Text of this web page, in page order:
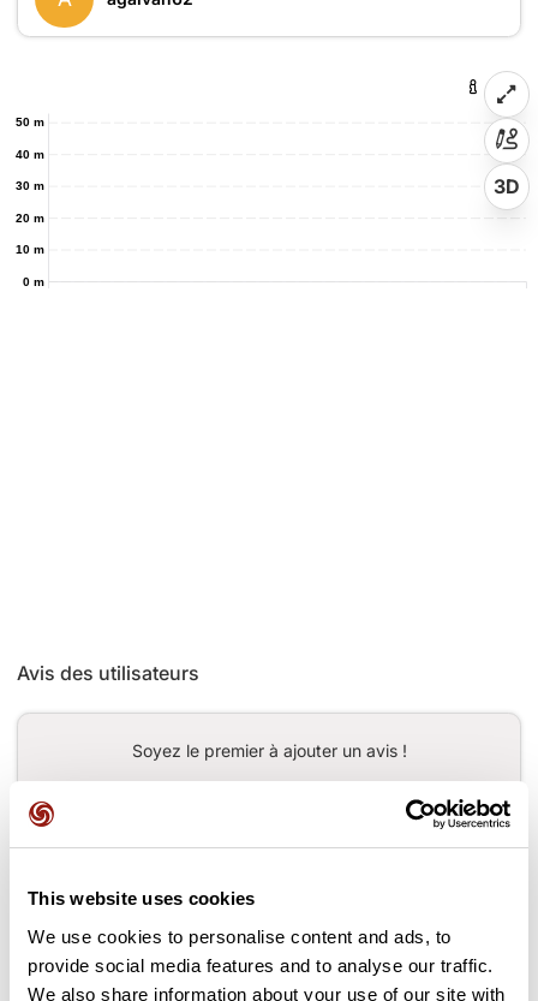
This website uses cookies
We use cookies to personalise content and ads, to
provide social media features and to analyse our traffic.
We also share information about your use of our site with
0 m
10 m
20 m
30 m
40 m
50 m
3D
Avis des utilisateurs
Soyez le premier à ajouter un avis !
Ajouter un avis
Cols le long du parcours